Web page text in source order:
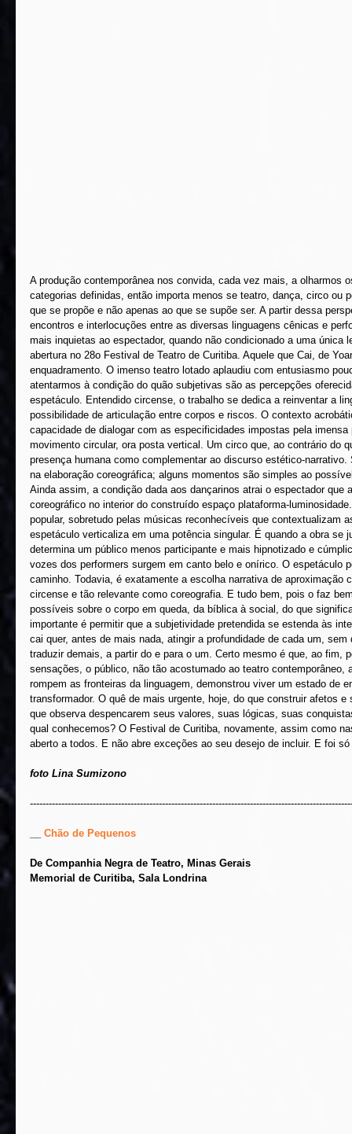
A produção contemporânea nos convida, cada vez mais, a olharmos
categorias definidas, então importa menos se teatro, dança, circo ou
que se propõe e não apenas ao que se supõe ser. A partir dessa
encontros e interlocuções entre as diversas linguagens cênicas e
mais inquietas ao espectador, quando não condicionado a uma
abertura no 28o Festival de Teatro de Curitiba. Aquele que Cai, de
enquadramento. O imenso teatro lotado aplaudiu com entusiasmo
atentarmos à condição do quão subjetivas são as percepções
espetáculo. Entendido circense, o trabalho se dedica a reinventar a
possibilidade de articulação entre corpos e riscos. O contexto
capacidade de dialogar com as especificidades impostas pela
movimento circular, ora posta vertical. Um circo que, ao contrário do
presença humana como complementar ao discurso estético-
na elaboração coreográfica; alguns momentos são simples ao
Ainda assim, a condição dada aos dançarinos atrai o espectador
coreográfico no interior do construído espaço plataforma-
popular, sobretudo pelas músicas reconhecíveis que contextualizam
espetáculo verticaliza em uma potência singular. É quando a obra
determina um público menos participante e mais hipnotizado e
vozes dos performers surgem em canto belo e onírico. O espetáculo
caminho. Todavia, é exatamente a escolha narrativa de aproximação
circense e tão relevante como coreografia. E tudo bem, pois o faz
possíveis sobre o corpo em queda, da bíblica à social, do que
importante é permitir que a subjetividade pretendida se estenda às
cai quer, antes de mais nada, atingir a profundidade de cada um,
traduzir demais, a partir do e para o um. Certo mesmo é que, ao fim,
sensações, o público, não tão acostumado ao teatro
rompem as fronteiras da linguagem, demonstrou viver um estado de
transformador. O quê de mais urgente, hoje, do que construir afetos
que observa despencarem seus valores, suas lógicas, suas
qual conhecemos? O Festival de Curitiba, novamente, assim como
aberto a todos. E não abre exceções ao seu desejo de incluir. E foi
foto Lina Sumizono
Chão de Pequenos
De Companhia Negra de Teatro, Minas Gerais
Memorial de Curitiba, Sala Londrina